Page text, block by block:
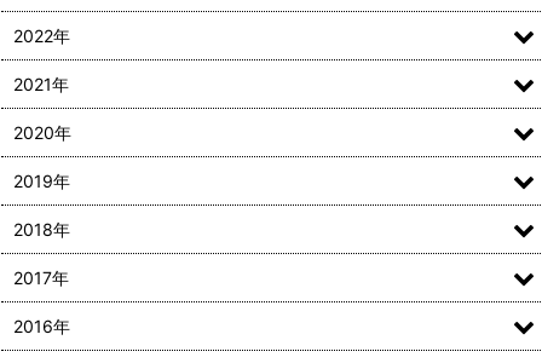
2022年
2021年
2020年
2019年
2018年
2017年
2016年